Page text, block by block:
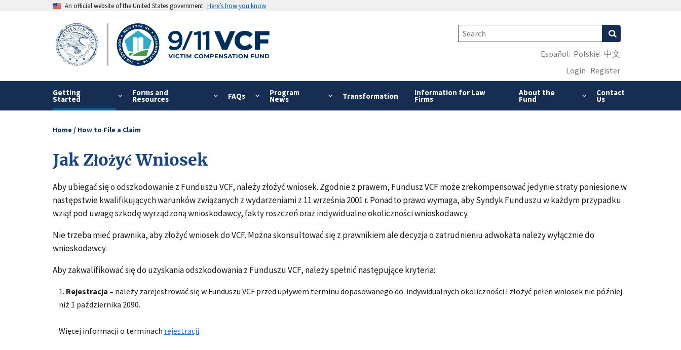
An official website of the United States government Here’s how you know
Getting
Started
Forms and
Resources FAQs Program
News Transformation Information for Law
Firms
About the
Fund
Contact
Us
Español Polskie 中文
Login Register
Breadcrumb
Home How to File a Claim
Jak Złożyć Wniosek
Aby ubiegać się o odszkodowanie z Funduszu VCF, należy złożyć wniosek. Zgodnie z prawem, Fundusz VCF może zrekompensować jedynie straty poniesione w
następstwie kwalifikujących warunków związanych z wydarzeniami z 11 września 2001 r. Ponadto prawo wymaga, aby Syndyk Funduszu w każdym przypadku
wziął pod uwagę szkodę wyrządzoną wnioskodawcy, fakty roszczeń oraz indywidualne okoliczności wnioskodawcy.
Nie trzeba mieć prawnika, aby złożyć wniosek do VCF. Można skonsultować się z prawnikiem ale decyzja o zatrudnieniu adwokata należy wyłącznie do
wnioskodawcy.
Aby zakwalifikować się do uzyskania odszkodowania z Funduszu VCF, należy spełnić następujące kryteria:
Rejestracja – należy zarejestrować się w Funduszu VCF przed upływem terminu dopasowanego do indywidualnych okoliczności i złożyć pełen wniosek nie później
niż 1 października 2090.
Więcej informacji o terminach rejestracji.